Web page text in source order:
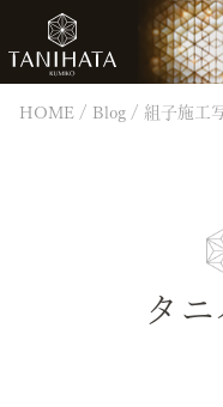
HOME Blog 組子施工
タ